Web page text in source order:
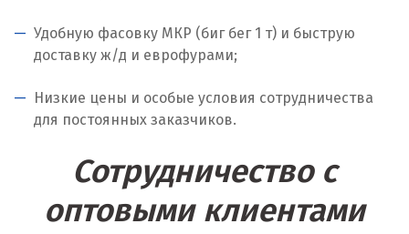
Одинцово
Омск
Орел
Орехово-Зуево
П
Удобную фасовку МКР (биг бег 1 т) и быструю
доставку ж/д и еврофурами;
Низкие цены и особые условия сотрудничества
для постоянных заказчиков.
Сотрудничество с
оптовыми клиентами